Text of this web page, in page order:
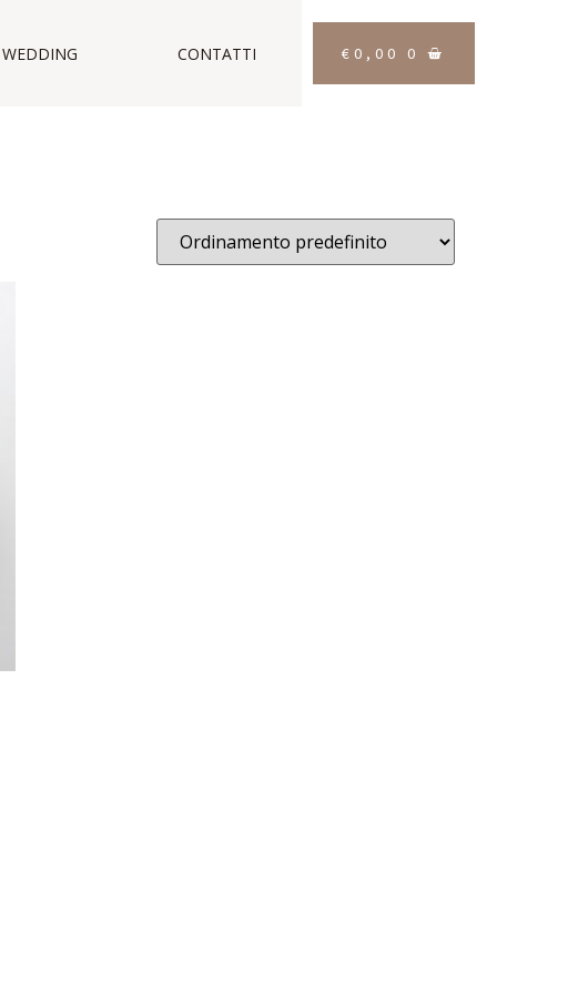
WEDDING CONTATTI € 0,00 0